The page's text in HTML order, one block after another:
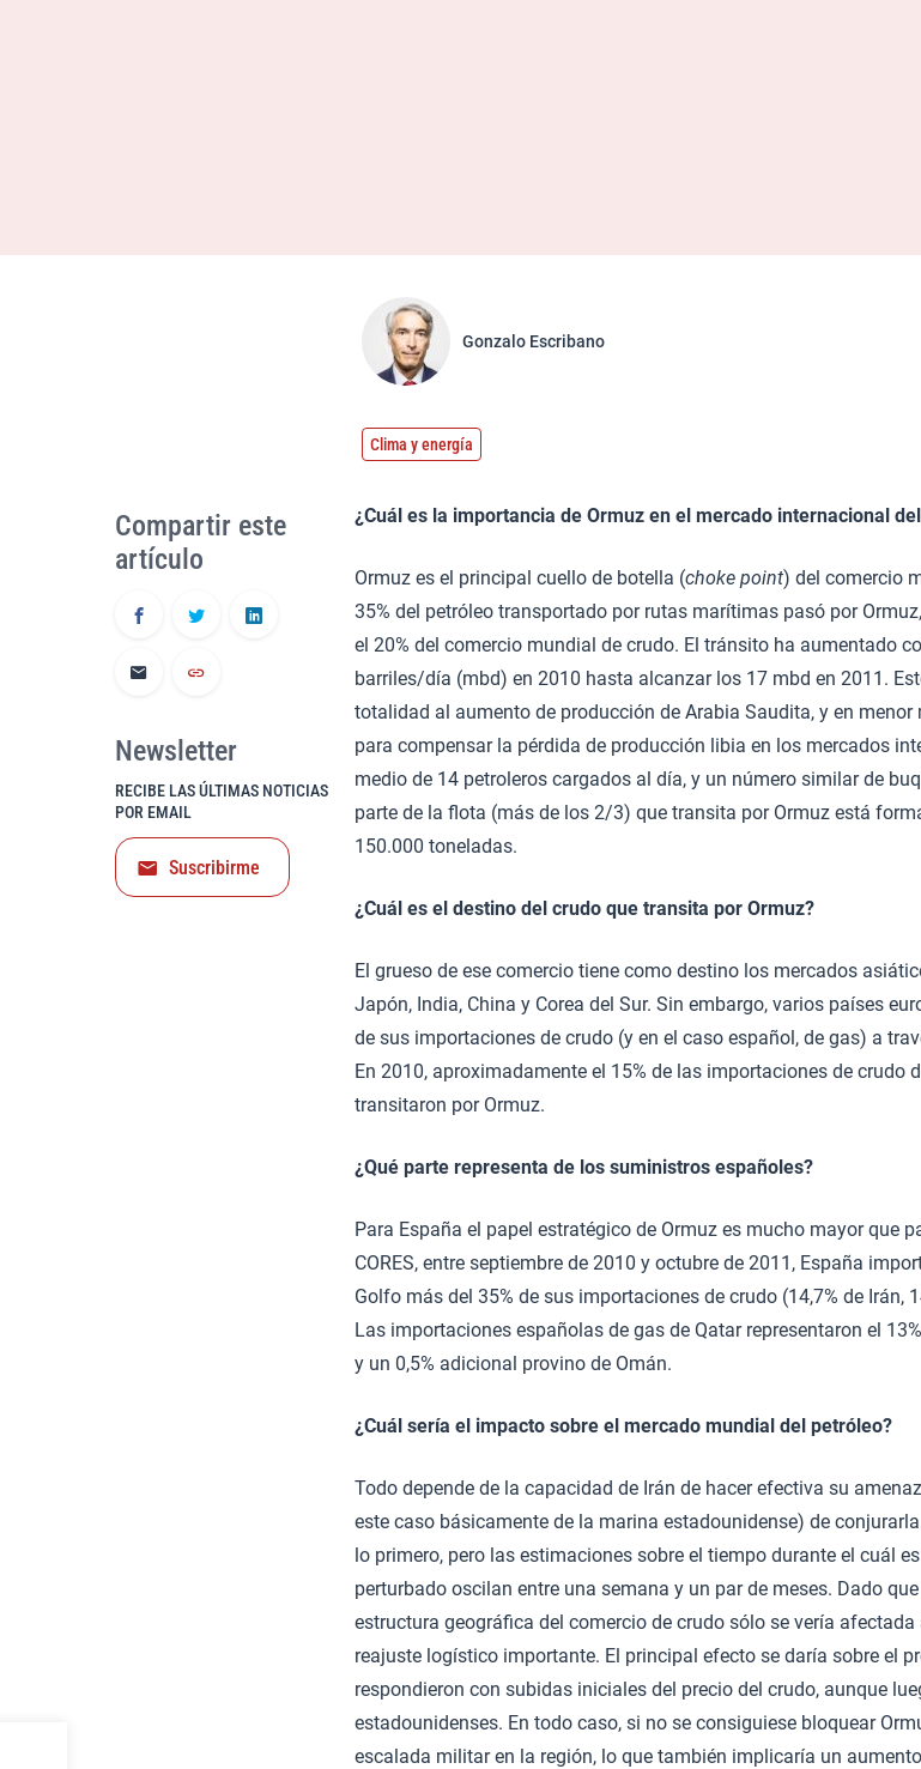
Gonzalo Escribano
Clima y energía
¿Cuál es la importancia de Ormuz en el mercado internacional
Ormuz es el principal cuello de botella (choke point) del comercio
35% del petróleo transportado por rutas marítimas pasó por
el 20% del comercio mundial de crudo. El tránsito ha aumentado
barriles/día (mbd) en 2010 hasta alcanzar los 17 mbd en 2011.
totalidad al aumento de producción de Arabia Saudita, y en
para compensar la pérdida de producción libia en los mercados
medio de 14 petroleros cargados al día, y un número similar de
parte de la flota (más de los 2/3) que transita por Ormuz está
150.000 toneladas.
¿Cuál es el destino del crudo que transita por Ormuz?
El grueso de ese comercio tiene como destino los mercados
Japón, India, China y Corea del Sur. Sin embargo, varios países
de sus importaciones de crudo (y en el caso español, de gas) a
En 2010, aproximadamente el 15% de las importaciones de crudo
transitaron por Ormuz.
¿Qué parte representa de los suministros españoles?
Para España el papel estratégico de Ormuz es mucho mayor que
CORES, entre septiembre de 2010 y octubre de 2011, España
Golfo más del 35% de sus importaciones de crudo (14,7% de Irán,
Las importaciones españolas de gas de Qatar representaron el
y un 0,5% adicional provino de Omán.
¿Cuál sería el impacto sobre el mercado mundial del petróleo?
Todo depende de la capacidad de Irán de hacer efectiva su
este caso básicamente de la marina estadounidense) de
lo primero, pero las estimaciones sobre el tiempo durante el cuál
perturbado oscilan entre una semana y un par de meses. Dado
estructura geográfica del comercio de crudo sólo se vería
reajuste logístico importante. El principal efecto se daría sobre el
respondieron con subidas iniciales del precio del crudo, aunque
estadounidenses. En todo caso, si no se consiguiese bloquear
escalada militar en la región, lo que también implicaría un
Compartir este
artículo
Newsletter
RECIBE LAS ÚLTIMAS NOTICIAS
POR EMAIL
Suscribirme